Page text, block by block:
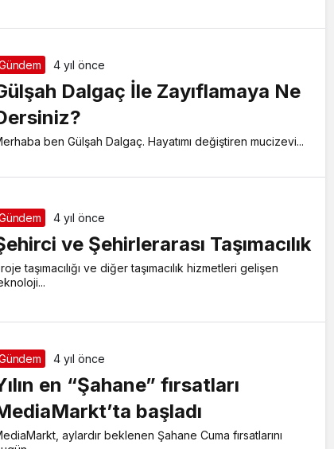
4 yıl önce
Dalgaç İle Zayıflamaya Ne
ben Gülşah Dalgaç. Hayatımı değiştiren mucizevi...
4 yıl önce
ve Şehirlerarası Taşımacılık
taşımacılığı ve diğer taşımacılık hizmetleri gelişen
en “Şahane” fırsatları
başladı